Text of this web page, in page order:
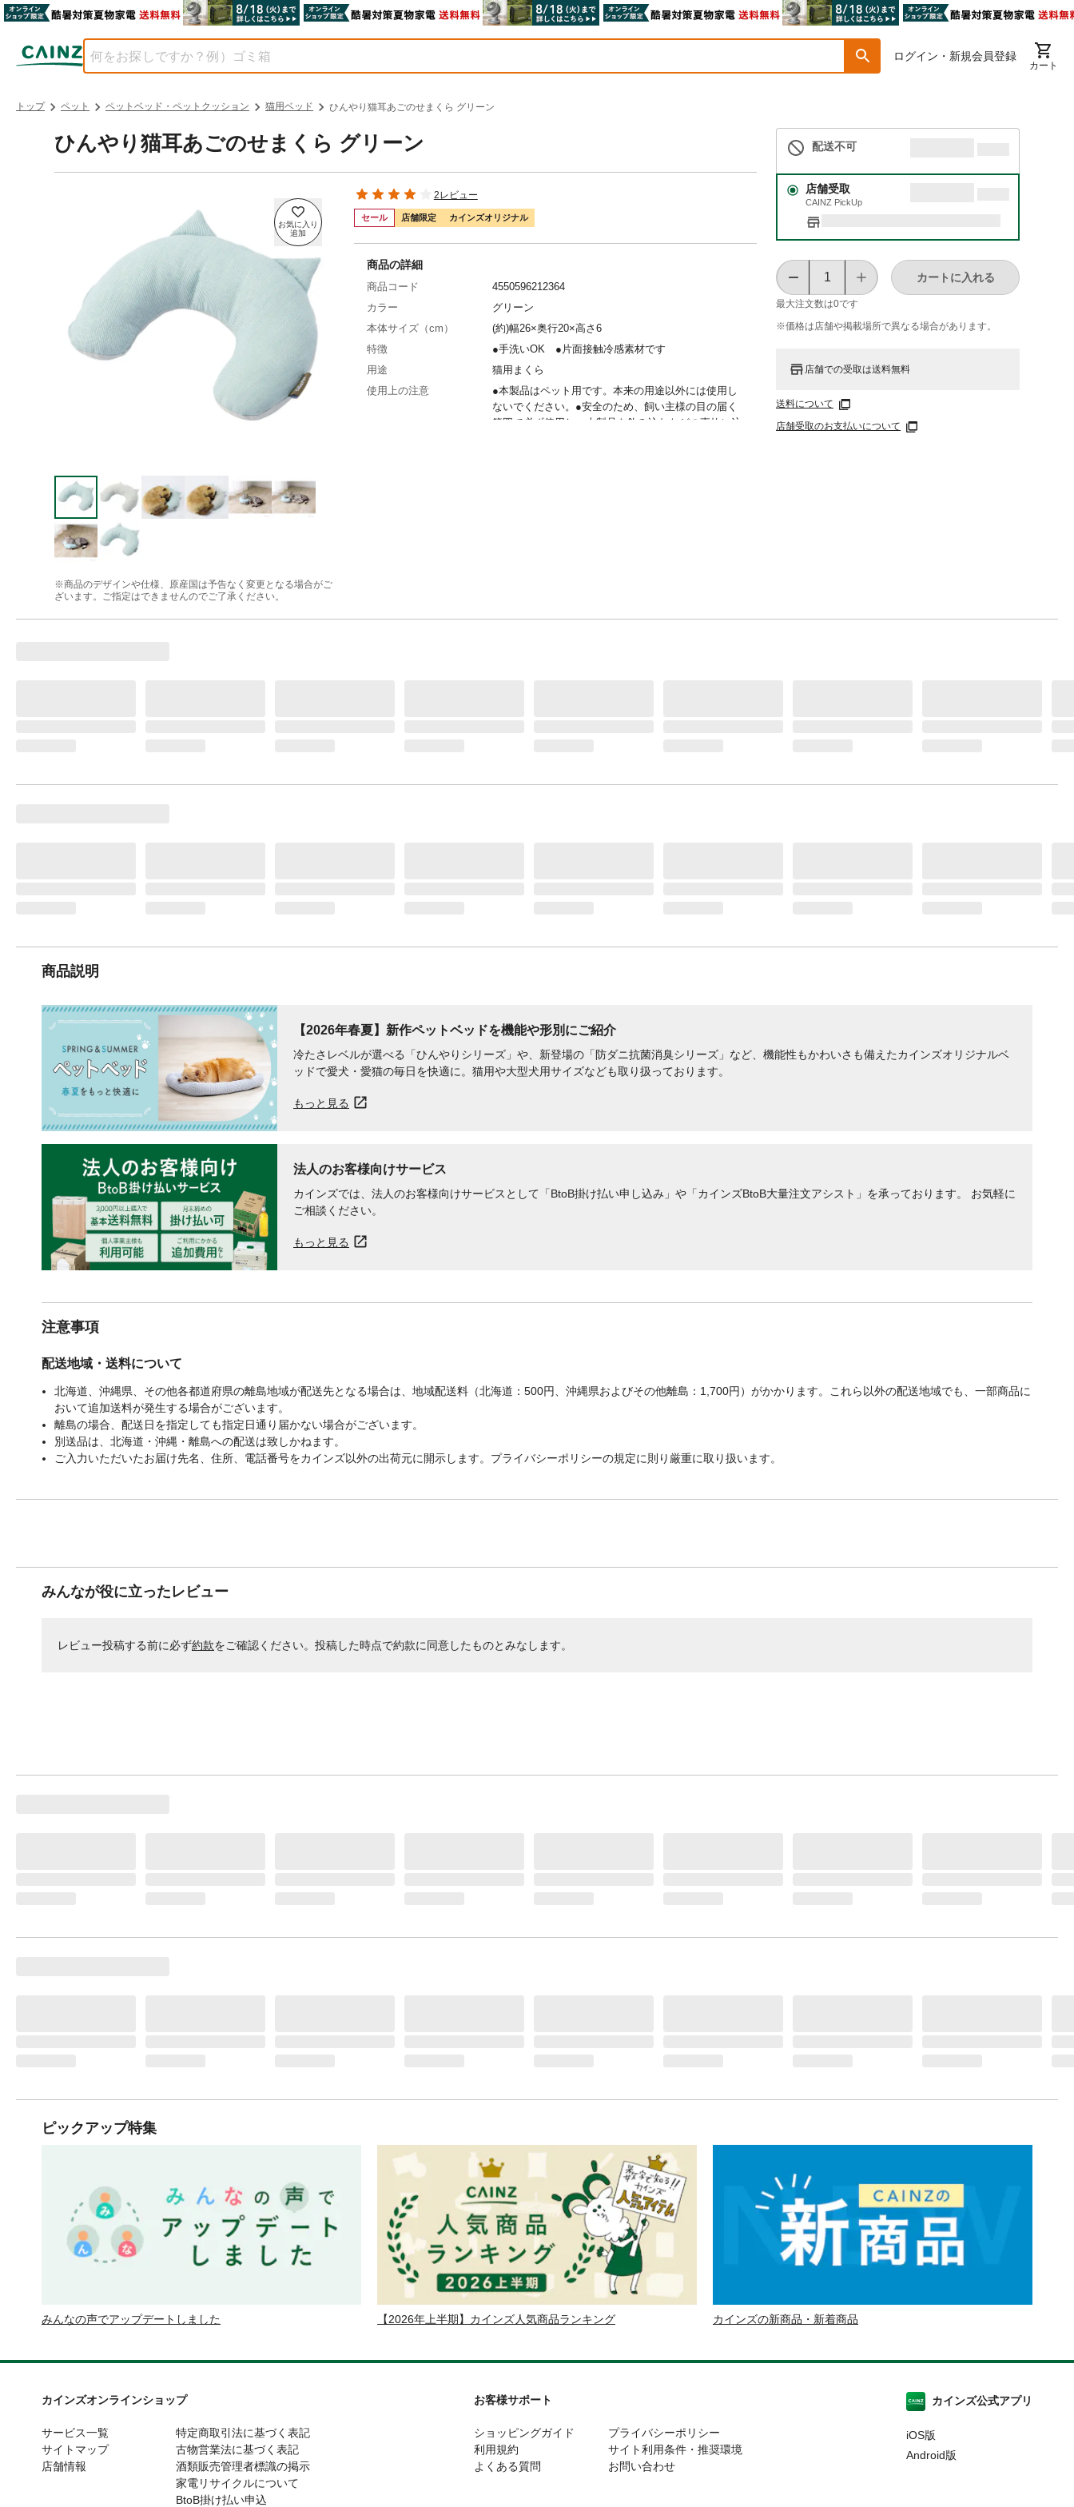
ログイン・新規会員登録
カート
トップ ペット ペットベッド・ペットクッション 猫用ベッド ひんやり猫耳あごのせまくら グリーン
ひんやり猫耳あごのせまくら グリーン
※商品のデザインや仕様、原産国は予告なく変更となる場合がご
ざいます。ご指定はできませんのでご了承ください。
2レビュー
セール 店舗限定 カインズオリジナル
配送不可
店舗受取
CAINZ PickUp
最大注文数は0です
カートに入れる
※価格は​店舗や​掲載場所で​異なる​場合が​あります。
店舗での受取は送料無料
送料について
店舗受取のお支払いについて
商品の詳細
商品コード
4550596212364
カラー
グリーン
本体サイズ（cm）
(約)幅26×奥行20×高さ6
特徴
●手洗いOK ●片面接触冷感素材です
用途
猫用まくら
使用上の注意
●本製品はペット用です。本来の用途以外には使用し
ないでください。●安全のため、飼い主様の目の届く
範囲で必ず使用し、本製品を飲み込むなどの事故に注
商品説明
【2026年春夏】新作ペットベッドを​機能や​形別に​ご紹介
冷たさレベルが​選べる​「ひんやりシリーズ」や、​新登場の​「防ダニ抗菌消臭シリーズ」など、​機能性も​かわいさも​備えた​カインズオリジナルベ
ッドで​愛犬・愛猫の​毎日を​快適に。​猫用や​大型犬用サイズなども​取り​扱っております。​
もっと見る
法人のお客様向けサービス
カインズでは、法人のお客様向けサービスとして「BtoB掛け払い申し込み」や「カインズBtoB大量注文アシスト」を承っております。 お気軽に
ご相談ください。
もっと見る
注意事項
配送地域・送料について
北海道、沖縄県、その他各都道府県の離島地域が配送先となる場合は、地域配送料（北海道：500円、沖縄県およびその他離島：1,700円）がかかります。これら以外の配送地域でも、一部商品に
おいて追加送料が発生する場合がございます。
離島の場合、配送日を指定しても指定日通り届かない場合がございます。
別送品は、北海道・沖縄・離島への配送は致しかねます。
ご入力いただいたお届け先名、住所、電話番号をカインズ以外の出荷元に開示します。プライバシーポリシーの規定に則り厳重に取り扱います。
みんなが役に立ったレビュー
レビュー投稿する前に必ず約款をご確認ください。投稿した時点で約款に同意したものとみなします。
ピックアップ特集
みんなの声でアップデートしました 【2026年上半期】カインズ人気商品ランキング カインズの新商品・新着商品
カインズオンラインショップ
サービス一覧
サイトマップ
店舗情報
特定商取引法に基づく表記
古物営業法に基づく表記
酒類販売管理者標識の掲示
家電リサイクルについて
BtoB掛け払い申込
お客様サポート
ショッピングガイド
利用規約
よくある質問
プライバシーポリシー
サイト利用条件・推奨環境
お問い合わせ
カインズ公式アプリ
iOS版
Android版